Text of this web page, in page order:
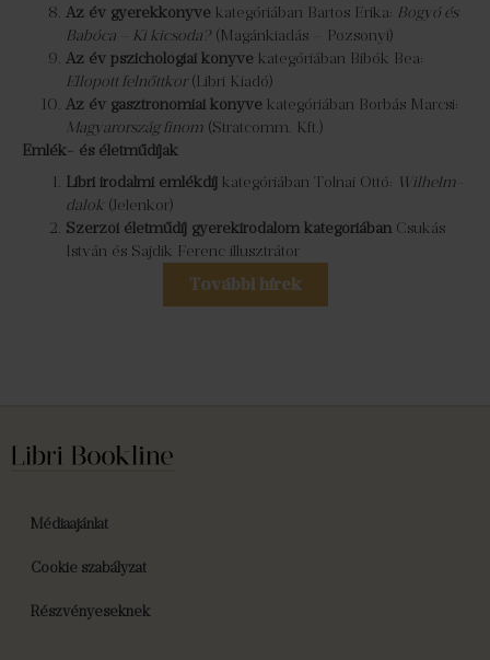
Az év gyerekkönyve kategóriában Bartos Erika: Bogyó és
Babóca – Ki kicsoda? (Magánkiadás – Pozsonyi)
Az év pszichológiai könyve kategóriában Bibók Bea:
Ellopott felnőttkor(Libri Kiadó)
Az év gasztronómiai könyve kategóriában Borbás Marcsi:
Magyarország finom (Stratcomm. Kft.)
Emlék- és életműdíjak
Libri irodalmi emlékdíj kategóriában Tolnai Ottó: Wilhelm-
dalok (Jelenkor)
Szerzői életműdíj gyerekirodalom kategóriában Csukás
István és Sajdik Ferenc illusztrátor
További hírek
Médiaajánlat
Cookie szabályzat
Részvényeseknek